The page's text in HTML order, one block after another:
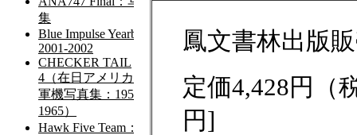
鳳文書林出版
定価4,428円（
円]